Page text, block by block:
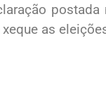
as